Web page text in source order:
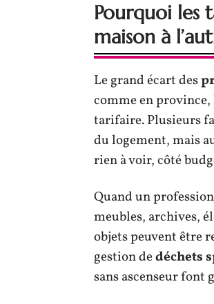
Pourquoi les
maison à
Le grand écart des
comme en province,
tarifaire. Plusieurs
du logement, mais
rien à voir, côté
Quand un
meubles, archives,
objets peuvent être
gestion dedéchets
sans ascenseur font